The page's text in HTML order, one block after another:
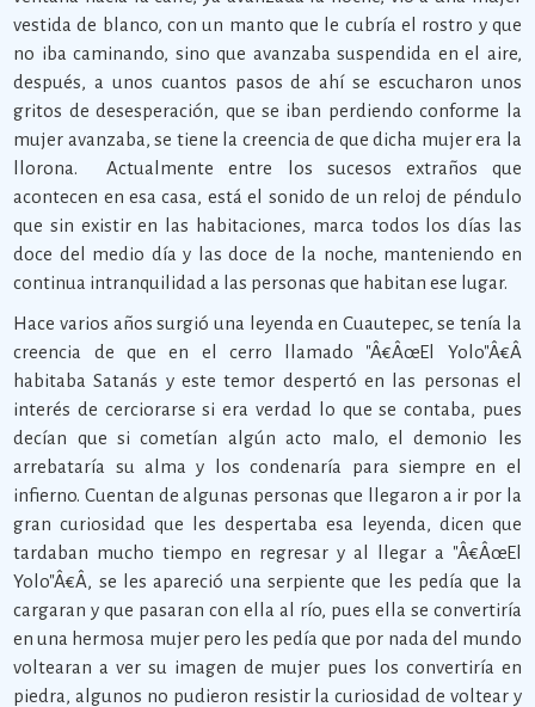
vestida de blanco, con un manto que le cubría el rostro y que
no iba caminando, sino que avanzaba suspendida en el aire,
después, a unos cuantos pasos de ahí se escucharon unos
gritos de desesperación, que se iban perdiendo conforme la
mujer avanzaba, se tiene la creencia de que dicha mujer era la
llorona. Actualmente entre los sucesos extraños que
acontecen en esa casa, está el sonido de un reloj de péndulo
que sin existir en las habitaciones, marca todos los días las
doce del medio día y las doce de la noche, manteniendo en
continua intranquilidad a las personas que habitan ese lugar.
Hace varios años surgió una leyenda en Cuautepec, se tenía la
creencia de que en el cerro llamado "Â€ÂœEl Yolo"Â€Â
habitaba Satanás y este temor despertó en las personas el
interés de cerciorarse si era verdad lo que se contaba, pues
decían que si cometían algún acto malo, el demonio les
arrebataría su alma y los condenaría para siempre en el
infierno. Cuentan de algunas personas que llegaron a ir por la
gran curiosidad que les despertaba esa leyenda, dicen que
tardaban mucho tiempo en regresar y al llegar a "Â€ÂœEl
Yolo"Â€Â, se les apareció una serpiente que les pedía que la
cargaran y que pasaran con ella al río, pues ella se convertiría
en una hermosa mujer pero les pedía que por nada del mundo
voltearan a ver su imagen de mujer pues los convertiría en
piedra, algunos no pudieron resistir la curiosidad de voltear y